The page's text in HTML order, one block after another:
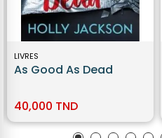
LIVRES
As Good As Dead
40,000 TND